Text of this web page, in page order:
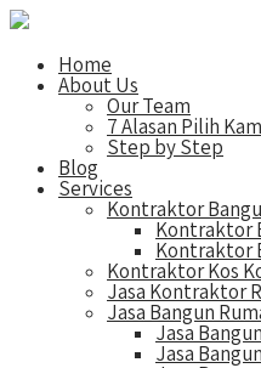
Home
About Us
Our Team
7 Alasan Pilih
Step by Step
Blog
Services
Kontraktor
Kontraktor
Kontraktor
Kontraktor Kos
Jasa Kontraktor
Jasa Bangun
Jasa
Jasa